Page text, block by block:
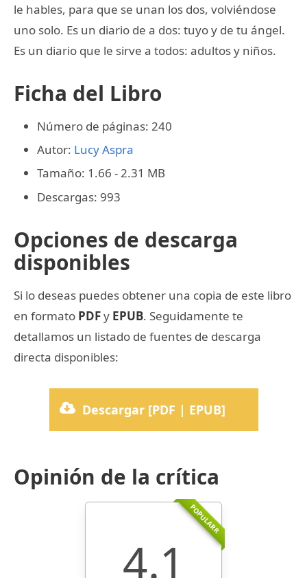
le hables, para que se unan los dos, volviéndose
uno solo. Es un diario de a dos: tuyo y de tu ángel.
Es un diario que le sirve a todos: adultos y niños.
Ficha del Libro
Número de páginas: 240
Autor: Lucy Aspra
Tamaño: 1.66 - 2.31 MB
Descargas: 993
Opciones de descarga
disponibles
Si lo deseas puedes obtener una copia de este libro
en formato PDFy EPUB. Seguidamente te
detallamos un listado de fuentes de descarga
directa disponibles:
Descargar [PDF | EPUB]
Opinión de la crítica
POPULARR
4.1